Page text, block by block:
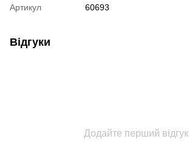
Артикул 60693
Відгуки
Додайте перший відгук